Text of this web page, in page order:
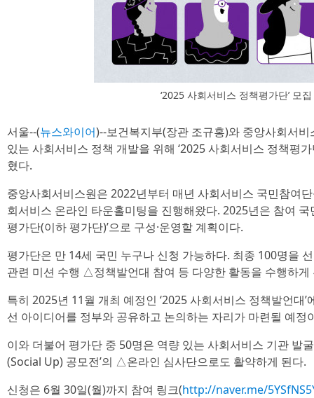
‘2025 사회서비스 정책평가단’ 모
서울--(뉴스와이어)--보건복지부(장관 조규홍)와 중앙사회서
있는 사회서비스 정책 개발을 위해 ‘2025 사회서비스 정책평
혔다.
중앙사회서비스원은 2022년부터 매년 사회서비스 국민참여
회서비스 온라인 타운홀미팅을 진행해왔다. 2025년은 참여
평가단(이하 평가단)’으로 구성·운영할 계획이다.
평가단은 만 14세 국민 누구나 신청 가능하다. 최종 100명을
관련 미션 수행 △정책발언대 참여 등 다양한 활동을 수행하게
특히 2025년 11월 개최 예정인 ‘2025 사회서비스 정책발언대
선 아이디어를 정부와 공유하고 논의하는 자리가 마련될 예정
이와 더불어 평가단 중 50명은 역량 있는 사회서비스 기관 발
(Social Up) 공모전’의 △온라인 심사단으로도 활약하게 된다.
신청은 6월 30일(월)까지 참여 링크(http://naver.me/